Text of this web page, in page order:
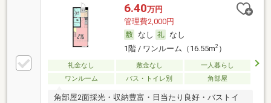
6.40万円
管理費2,000円
なし
なし
1階 / ワンルーム（16.55m2）
礼金なし 敷金なし
一人暮らし
ワンルーム
バス・トイレ別 角部屋
角部屋2面採光・収納豊富・日当たり良好・バストイ